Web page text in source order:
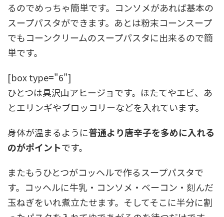
るのでめっちゃ簡単です。コンソメがあれば基本の
スープパスタができます。あとは粉末コーンスープ
でもコーンクリームのスープパスタに出来るので簡
単です。
[box type="6"]
ひとつは具沢山アヒージョです。ほたてやエビ、あ
とエリンギやブロッコリーなどを入れています。
身体が温まるように普通より唐辛子を多めに入れる
のがポイントです。
またもうひとつがコッヘルで作るスープパスタで
す。コッヘルに牛乳・コンソメ・ベーコン・刻んだ
玉ねぎをいれ煮立たせます。そしてそこに半分に割